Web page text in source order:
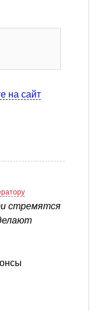
на сайт
стремятся